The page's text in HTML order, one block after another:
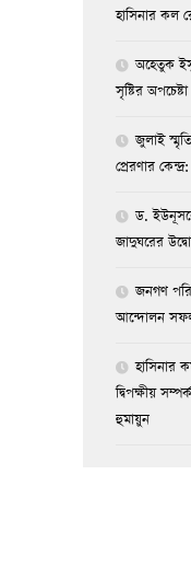
হাসিনার কল
অহেতুক
সৃষ্টির অপচেষ্টা
জুলাই
প্রেরণার
ড.
জাদুঘরের
জনগণ
আন্দোলন সফল
হাসিনার
দ্বিপক্ষীয়
হুমায়ুন